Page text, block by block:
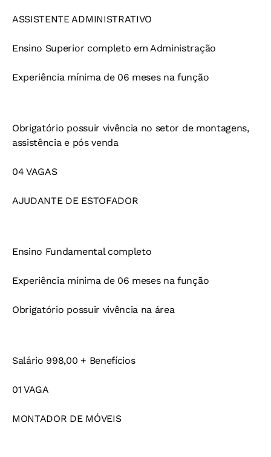
ASSISTENTE ADMINISTRATIVO
Ensino Superior completo em Administração
Experiência mínima de 06 meses na função
Obrigatório possuir vivência no setor de montagens,
assistência e pós venda
04 VAGAS
AJUDANTE DE ESTOFADOR
Ensino Fundamental completo
Experiência mínima de 06 meses na função
Obrigatório possuir vivência na área
Salário 998,00 + Benefícios
01 VAGA
MONTADOR DE MÓVEIS